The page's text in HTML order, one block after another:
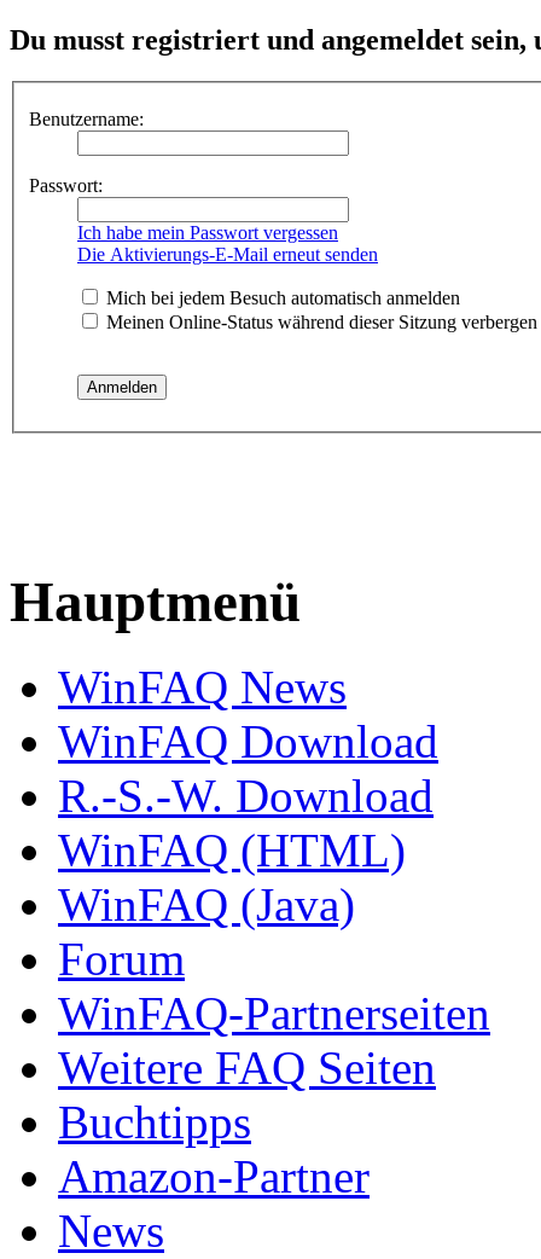
Du musst registriert und angemeldet sein,
Benutzername:
Passwort:
Ich habe mein Passwort vergessen
Die Aktivierungs-E-Mail erneut senden
Mich bei jedem Besuch automatisch anmelden
Meinen Online-Status während dieser Sitzung verbergen
Hauptmenü
WinFAQ News
WinFAQ Download
R.-S.-W. Download
WinFAQ (HTML)
WinFAQ (Java)
Forum
WinFAQ-Partnerseiten
Weitere FAQ Seiten
Buchtipps
Amazon-Partner
News